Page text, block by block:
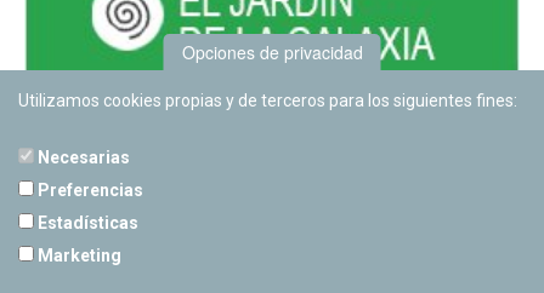
Opciones de privacidad
Utilizamos cookies propias y de terceros para los siguientes fines:
Necesarias
Preferencias
Estadísticas
Marketing